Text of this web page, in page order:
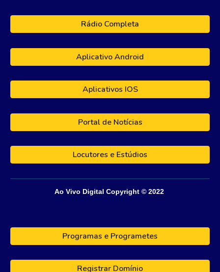
Rádio Completa
Aplicativo Android
Aplicativos IOS
Portal de Notícias
Locutores e Estúdios
Ao Vivo Digital Copyright © 2022
Programas e Programetes
Registrar Domínio